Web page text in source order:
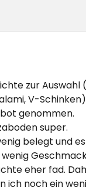
zur Auswahl
V-
genommen.
super.
belegt und
eher fad.
ich noch ein